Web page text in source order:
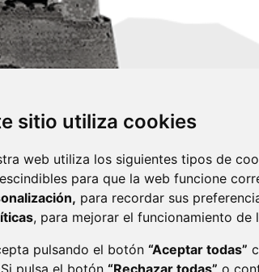
sitio utiliza cookies
web utiliza los siguientes tipos de
para que la web funcione
para recordar sus
, para mejorar el funcionamiento de
pulsando el botón “Aceptar todas”
pulsa el botón “Rechazar todas” o
sac@monzon.es